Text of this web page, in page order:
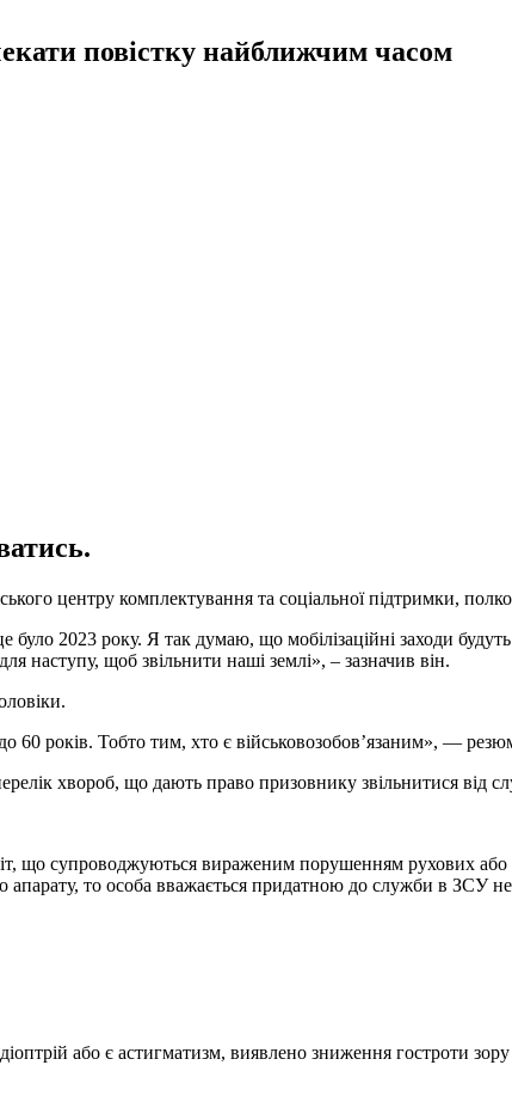
повістку найближчим часом
центру комплектування та соціальної підтримки,
2023 року. Я так думаю, що мобілізаційні заходи
наступу, щоб звільнити наші землі», – зазначив він.
до 60 років. Тобто тим, хто є військовозобов’язаним», —
хвороб, що дають право призовнику звільнитися від
що супроводжуються вираженим порушенням рухових
то особа вважається придатною до служби в ЗСУ
або є астигматизм, виявлено зниження гостроти